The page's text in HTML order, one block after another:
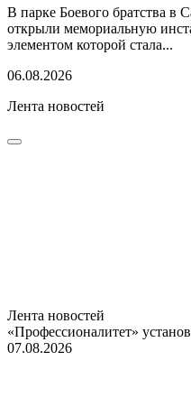
В парке Боевого братства в
открыли мемориальную
элементом которой стала...
06.08.2026
Лента новостей
Лента новостей
«Профессионалитет»
07.08.2026